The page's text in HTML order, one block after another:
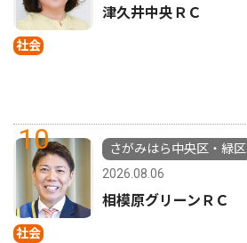
社会
津久井中央ＲＣ
10
社会
さがみはら中央区・緑区
2026.08.06
相模原グリーンＲＣ